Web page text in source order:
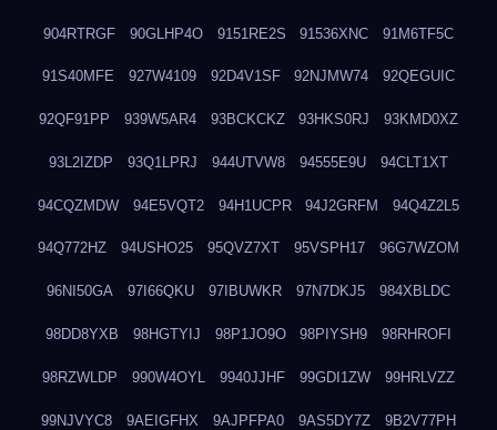
904RTRGF 90GLHP4O 9151RE2S 91536XNC 91M6TF5C
91S40MFE 927W4109 92D4V1SF 92NJMW74 92QEGUIC
92QF91PP 939W5AR4 93BCKCKZ 93HKS0RJ 93KMD0XZ
93L2IZDP 93Q1LPRJ 944UTVW8 94555E9U 94CLT1XT
94CQZMDW 94E5VQT2 94H1UCPR 94J2GRFM 94Q4Z2L5
94Q772HZ 94USHO25 95QVZ7XT 95VSPH17 96G7WZOM
96NI50GA 97I66QKU 97IBUWKR 97N7DKJ5 984XBLDC
98DD8YXB 98HGTYIJ 98P1JO9O 98PIYSH9 98RHROFI
98RZWLDP 990W4OYL 9940JJHF 99GDI1ZW 99HRLVZZ
99NJVYC8 9AEIGFHX 9AJPFPA0 9AS5DY7Z 9B2V77PH